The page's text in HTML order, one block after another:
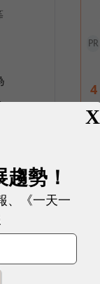
PR
4
X
勢！
、《一天一